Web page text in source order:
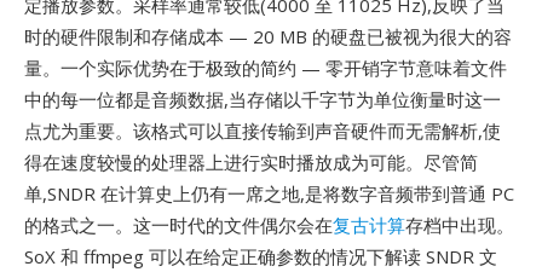
定播放参数。采样率通常较低(4000 至 11025 Hz),反映了当
时的硬件限制和存储成本 — 20 MB 的硬盘已被视为很大的容
量。一个实际优势在于极致的简约 — 零开销字节意味着文件
中的每一位都是音频数据,当存储以千字节为单位衡量时这一
点尤为重要。该格式可以直接传输到声音硬件而无需解析,使
得在速度较慢的处理器上进行实时播放成为可能。尽管简
单,SNDR 在计算史上仍有一席之地,是将数字音频带到普通 PC
的格式之一。这一时代的文件偶尔会在复古计算存档中出现。
SoX 和 ffmpeg 可以在给定正确参数的情况下解读 SNDR 文